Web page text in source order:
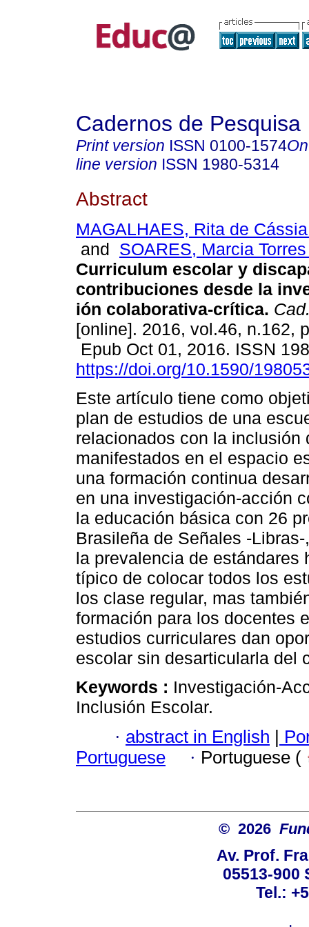
Cadernos de Pesquisa
Print version ISSN 0100-1574
line version ISSN 1980-5314
Abstract
MAGALHAES, Rita de
and SOARES, Marcia
Curriculum escolar y
contribuciones desde la
ión colaborativa-crítica.
[online]. 2016, vol.46, n.162,
Epub Oct 01, 2016. ISSN
https://doi.org/10.1590/
Este artículo tiene como
plan de estudios de una
relacionados con la
manifestados en el espacio
una formación continua
en una investigación-acción
la educación básica con 26
Brasileña de Señales -
la prevalencia de estándares
típico de colocar todos los
los clase regular, mas
formación para los docentes
estudios curriculares dan
escolar sin desarticularla del
Keywords : Investigación-
Inclusión Escolar.
· abstract in English |
Portuguese
· Portuguese (
© 2026
Av. Prof.
05513-900
Tel.: